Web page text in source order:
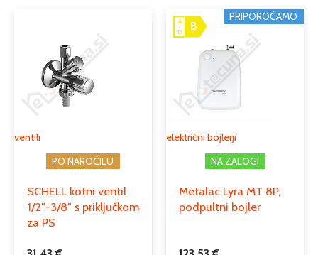
EXCELLENT
Podkategorija1 vodovodne pipe
Podkategorija2 armature za kuhinjo
ventili
PO NAROČILU
SCHELL kotni ventil
1/2″-3/8″ s priključkom
za PS
PRIPOROČAMO
A
↑
D B
električni bojlerji
NA ZALOGI
Metalac Lyra MT 8P,
podpultni bojler